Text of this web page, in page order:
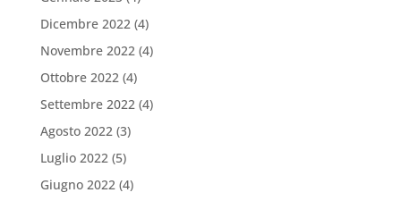
Dicembre 2022 (4)
Novembre 2022 (4)
Ottobre 2022 (4)
Settembre 2022 (4)
Agosto 2022 (3)
Luglio 2022 (5)
Giugno 2022 (4)